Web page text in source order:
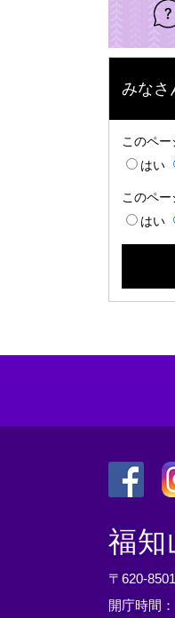
みなさ
このペ
はい
このペ
はい
外
部
リ
ン
ク
外
部
リ
ン
ク
福知
〒620-
開庁時間：